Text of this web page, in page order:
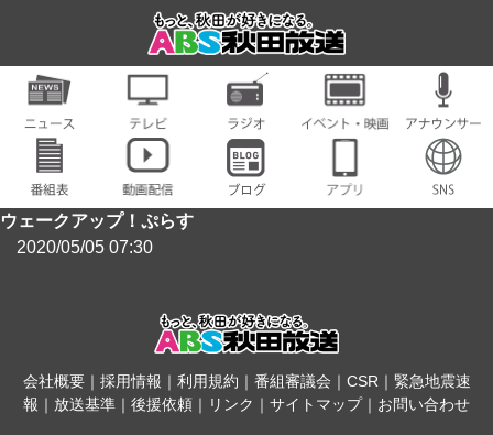
ウェークアップ！ぷらす
2020/05/05 07:30
会社概要｜ 採用情報 ｜ 利用規約 ｜ 番組審議会 ｜ CSR｜ 緊急地震速
報 ｜ 放送基準 ｜ 後援依頼 ｜ リンク ｜ サイトマップ｜ お問い合わせ